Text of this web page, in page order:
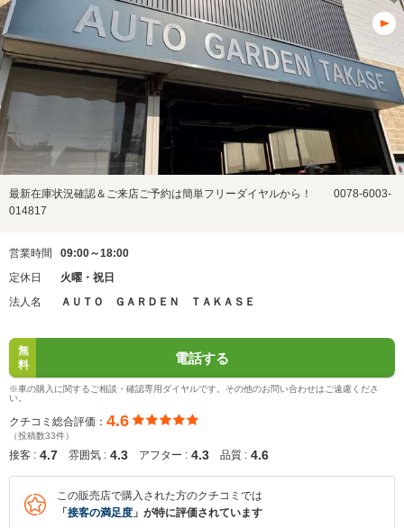
最新在庫状況確認＆ご来店ご予約は簡単フリーダイヤルから！ 0078-6003-
014817
営業時間
09:00～18:00
定休日
火曜・祝日
法人名
ＡＵＴＯ ＧＡＲＤＥＮ ＴＡＫＡＳＥ
無
料
電話する
※車の購入に関するご相談・確認専用ダイヤルです。その他のお問い合わせはご遠慮くださ
い。
クチコミ総合評価： 4.6
（投稿数33件）
接客 : 4.7 雰囲気 : 4.3 アフター : 4.3 品質 : 4.6
この販売店で購入された方のクチコミでは
「 接客の満足度 」が特に評価されています